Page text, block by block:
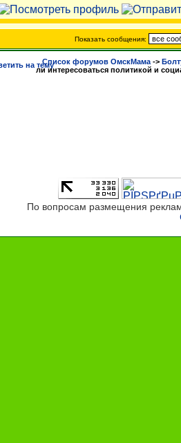
Показать сообщения:
Список форумов ОмскМама ->
ли интересоваться политикой и
По вопросам размещения